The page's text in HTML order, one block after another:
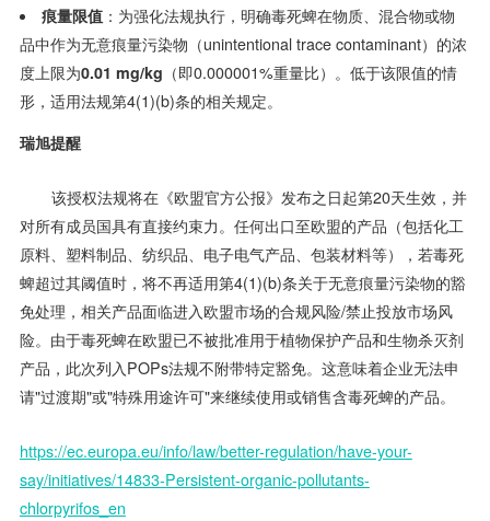
痕量限值 ：为强化法规执行，明确毒死蜱在物质、混合物或物
品中作为无意痕量污染物（unintentional trace contaminant）的浓
度上限为0.01 mg/kg （即0.000001%重量比）。低于该限值的情
形，适用法规第4(1)(b)条的相关规定。
瑞旭提醒
该授权法规将在《欧盟官方公报》发布之日起第20天生效，并
对所有成员国具有直接约束力。任何出口至欧盟的产品（包括化工
原料、塑料制品、纺织品、电子电气产品、包装材料等），若毒死
蜱超过其阈值时，将不再适用第4(1)(b)条关于无意痕量污染物的豁
免处理，相关产品面临进入欧盟市场的合规风险/禁止投放市场风
险。由于毒死蜱在欧盟已不被批准用于植物保护产品和生物杀灭剂
产品，此次列入POPs法规不附带特定豁免。这意味着企业无法申
请"过渡期"或"特殊用途许可"来继续使用或销售含毒死蜱的产品。
https://ec.europa.eu/info/law/better-regulation/have-your-
say/initiatives/14833-Persistent-organic-pollutants-
chlorpyrifos_en